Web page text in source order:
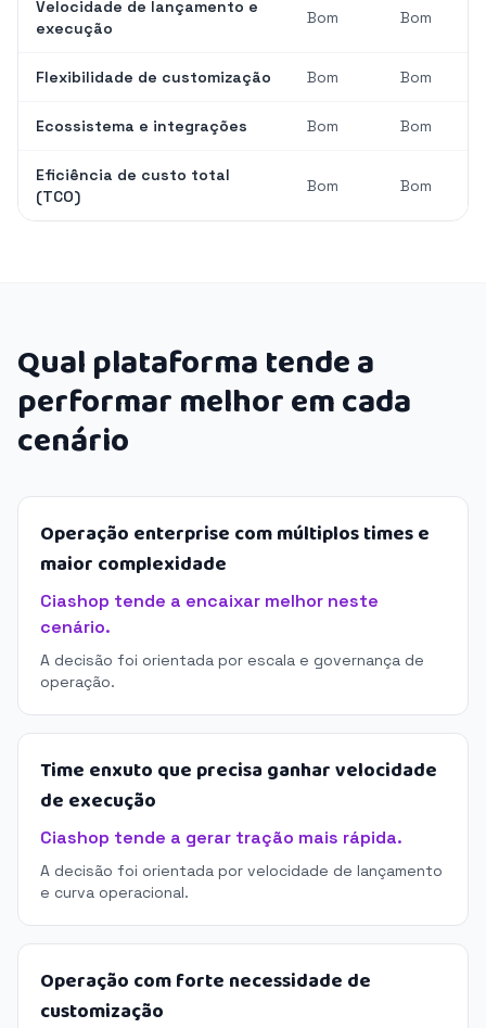
Velocidade de lançamento e
execução
Bom Bom
Flexibilidade de customização Bom Bom
Ecossistema e integrações Bom Bom
Eficiência de custo total
(TCO)
Bom Bom
Qual plataforma tende a
performar melhor em cada
cenário
Operação enterprise com múltiplos times e
maior complexidade
Ciashop tende a encaixar melhor neste
cenário.
A decisão foi orientada por escala e governança de
operação.
Time enxuto que precisa ganhar velocidade
de execução
Ciashop tende a gerar tração mais rápida.
A decisão foi orientada por velocidade de lançamento
e curva operacional.
Operação com forte necessidade de
customização